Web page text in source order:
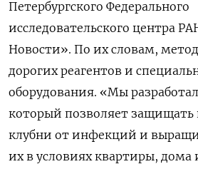
Петербургского Федерального
исследовательского центра
Новости». По их словам,
дорогих реагентов и
оборудования. «Мы
который позволяет защищать
клубни от инфекций и
их в условиях квартиры, дома